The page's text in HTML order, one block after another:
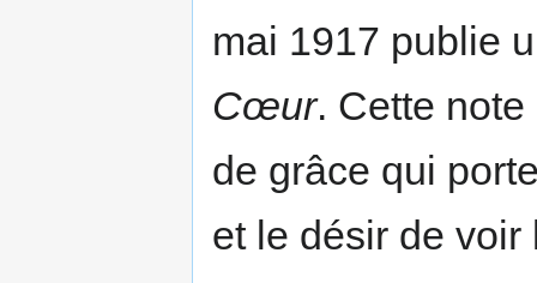
mai 1917 publie
Cœur. Cette
de grâce qui
et le désir de